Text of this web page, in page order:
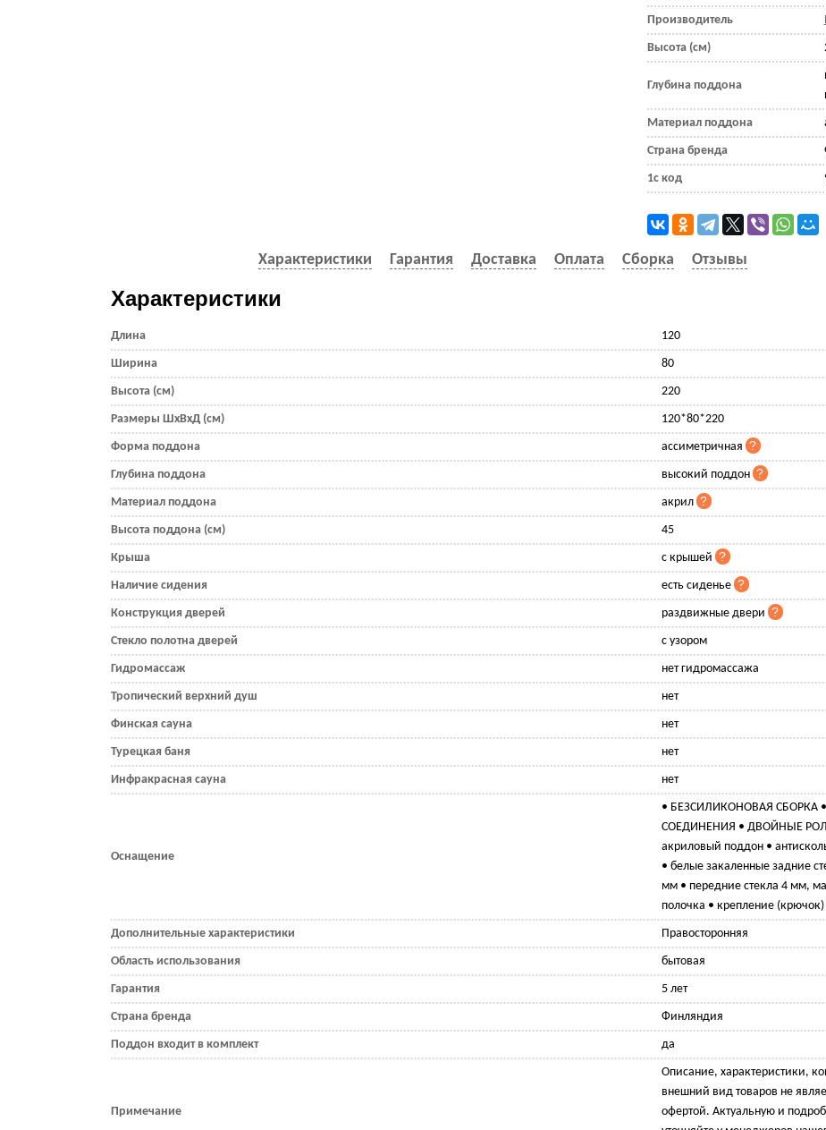
Производитель
Высота (см)
Глубина поддона
Материал поддона
Страна бренда
1с код
Характеристики Гарантия Доставка Оплата Сборка Отзывы
Характеристики
Длина 120
Ширина 80
Высота (см) 220
Размеры ШхВхД (см) 120*80*220
Форма поддона ассиметричная
Глубина поддона высокий поддон
Материал поддона акрил
Высота поддона (см) 45
Крыша с крышей
Наличие сидения есть сиденье
Конструкция дверей раздвижные двери
Стекло полотна дверей с узором
Гидромассаж нет гидромассажа
Тропический верхний душ нет
Финская сауна нет
Турецкая баня нет
Инфракрасная сауна нет
Оснащение
• БЕЗСИЛИКОНОВАЯ СБОРКА
СОЕДИНЕНИЯ • ДВОЙНЫЕ
акриловый поддон •
• белые закаленные задние
мм • передние стекла 4 мм,
полочка • крепление
Дополнительные характеристики Правосторонняя
Область использования бытовая
Гарантия 5 лет
Страна бренда Финляндия
Поддон входит в комплект да
Примечание
Описание, характеристики,
внешний вид товаров не
офертой. Актуальную и